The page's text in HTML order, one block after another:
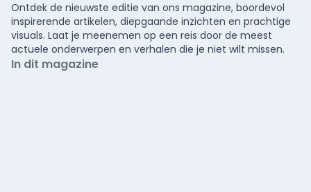
Ontdek de nieuwste editie van ons magazine, boordevol
inspirerende artikelen, diepgaande inzichten en prachtige
visuals. Laat je meenemen op een reis door de meest
actuele onderwerpen en verhalen die je niet wilt missen.
In dit magazine